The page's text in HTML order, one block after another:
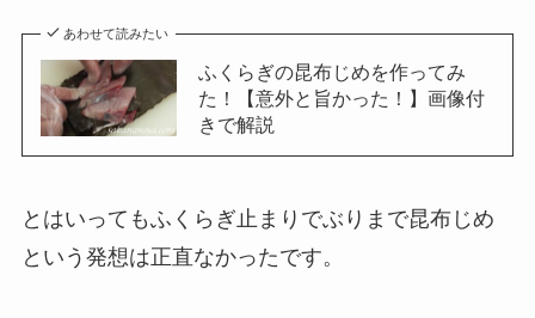
あわせて読みたい
ふくらぎの昆布じめを作ってみ
た！【意外と旨かった！】画像付
きで解説
とはいってもふくらぎ止まりでぶりまで昆布じめ
という発想は正直なかったです。